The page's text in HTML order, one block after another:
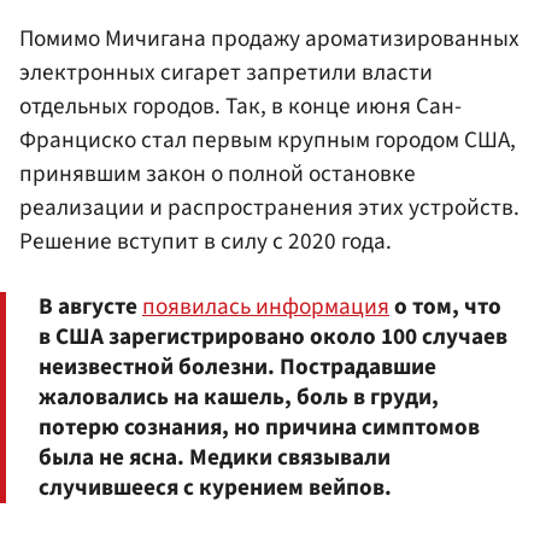
Помимо Мичигана продажу ароматизированных
электронных сигарет запретили власти
отдельных городов. Так, в конце июня Сан-
Франциско стал первым крупным городом США,
принявшим закон о полной остановке
реализации и распространения этих устройств.
Решение вступит в силу с 2020 года.
В августепоявилась информацияо том, что
в США зарегистрировано около 100 случаев
неизвестной болезни. Пострадавшие
жаловались на кашель, боль в груди,
потерю сознания, но причина симптомов
была не ясна. Медики связывали
случившееся с курением вейпов.